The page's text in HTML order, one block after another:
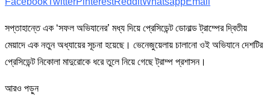
সপ্তাহান্তে এক ‘সফল অভিযানের’ মধ্য দিয়ে প্রেসিডেন্ট ডোনাল্ড ট্রাম্পের দ্বিতীয়
মেয়াদে এক নতুন অধ্যায়ের সূচনা হয়েছে। ভেনেজুয়েলায় চালানো ওই অভিযানে দেশটির
প্রেসিডেন্ট নিকোলা মাদুরোকে ধরে তুলে নিয়ে গেছে ট্রাম্প প্রশাসন।
আরও পড়ুন